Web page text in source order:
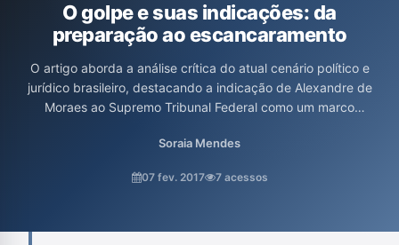
O golpe e suas indicações: da
preparação ao escancaramento
O artigo aborda a análise crítica do atual cenário político e
jurídico brasileiro, destacando a indicação de Alexandre de
Moraes ao Supremo Tribunal Federal como um marco
Mendes, enfatiza a contradição do uso de medidas de
sobre o impacto negativo das escolhas políticas na
Soraia Mendes
07 fev. 2017 7 acessos